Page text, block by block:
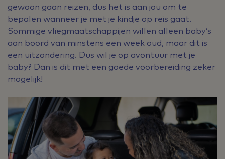
gewoon gaan reizen, dus het is aan jou om te
bepalen wanneer je met je kindje op reis gaat.
Sommige vliegmaatschappijen willen alleen baby’s
aan boord van minstens een week oud, maar dit is
een uitzondering. Dus wil je op avontuur met je
baby? Dan is dit met een goede voorbereiding zeker
mogelijk!